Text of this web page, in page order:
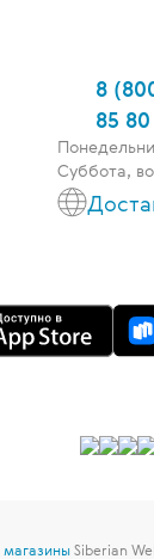
8
85 80
Суббота,
магазиныSiberian